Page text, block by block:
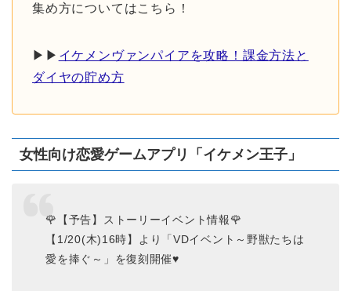
集め方についてはこちら！
▶︎▶︎ イケメンヴァンパイアを攻略！課金方法と
ダイヤの貯め方
女性向け恋愛ゲームアプリ「イケメン王子」
🌹【予告】ストーリーイベント情報🌹
【1/20(木)16時】より「VDイベント～野獣たちは
愛を捧ぐ～」を復刻開催♥